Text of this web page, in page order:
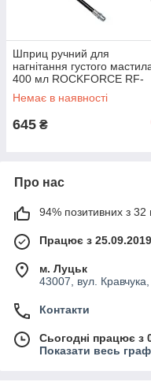
Шприц ручний для
нагнітання густого
400 мл ROCKFORCE RF-
KCG-451
Немає в наявності
645 ₴
Про нас
94% позитивних з 32
Працює з 25.09.2019
м. Луцьк
43007, вул.
Контакти
Сьогодні працює з
Показати весь